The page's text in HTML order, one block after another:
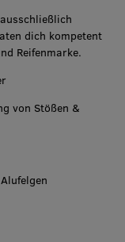
dich kompetent
Reifenmarke.
von Stößen &